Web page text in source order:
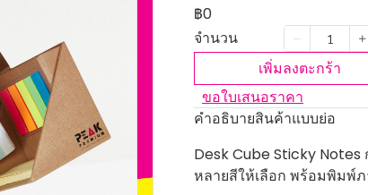
฿0
จำนวน
เพิ่มลงตะกร้า
ขอใบเสนอราคา
คำอธิบายสินค้าแบบย่อ
Desk Cube Sticky
หลายสีให้เลือก พร้อมพิมพ์